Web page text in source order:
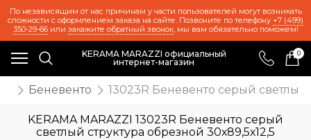
По независящим от нас причинам у части пользователей могут возникать
сложности с оформлением заказа на сайте. Позвоните по телефону +7 (499)
350-29-66или закажите обратный звонок, мы вам обязательно поможем!
KERAMA MARAZZI официальный
интернет-магазин
0
Беневенто 13023R Беневенто серый светлый
KERAMA MARAZZI 13023R Беневенто серый
светлый структура обрезной 30х89,5х12,5